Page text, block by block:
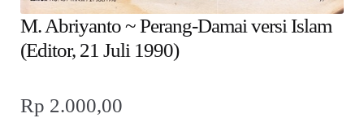
M. Abriyanto ~ Perang-Damai versi Islam
(Editor, 21 Juli 1990)
Rp 2.000,00